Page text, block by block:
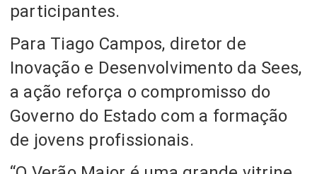
participantes.
Para Tiago Campos, diretor de
Inovação e Desenvolvimento da Sees,
a ação reforça o compromisso do
Governo do Estado com a formação
de jovens profissionais.